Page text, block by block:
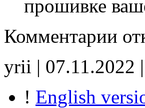
прошивке
Комментарии записи
noCHK
yrii | 07.11.2022
! English